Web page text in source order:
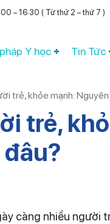
– 16:30 ( Từ thứ 2 – thứ 7 )
Y học Tin Tức
trẻ, khỏe mạnh: Nguyên
trẻ,
càng nhiều người